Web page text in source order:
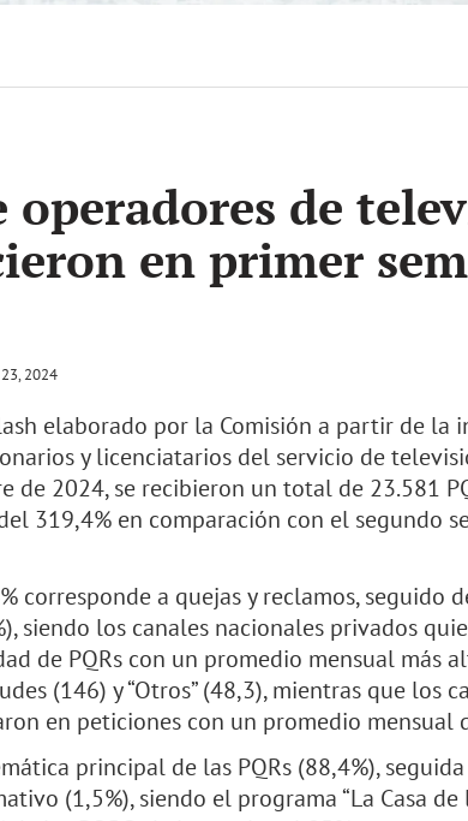
operadores de
en primer
2024
elaborado por la Comisión a partir de la
y licenciatarios del servicio de
de 2024, se recibieron un total de 23.581
319,4% en comparación con el segundo
corresponde a quejas y reclamos, seguido
siendo los canales nacionales privados
de PQRs con un promedio mensual más
(146) y “Otros” (48,3), mientras que los
en peticiones con un promedio mensual
principal de las PQRs (88,4%), seguida
(1,5%), siendo el programa “La Casa de